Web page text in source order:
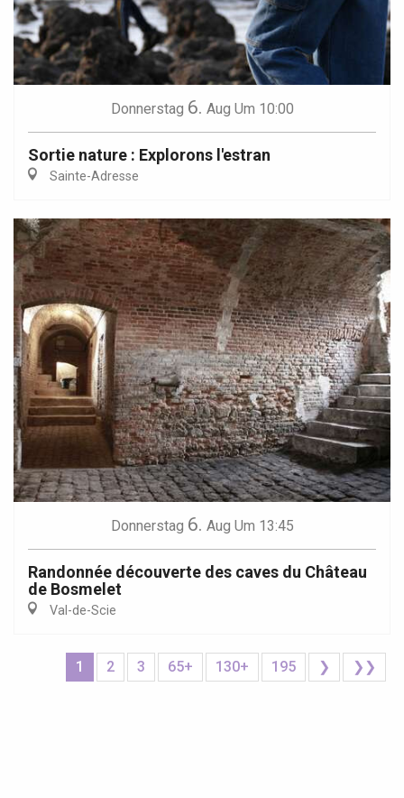
Donnerstag 6. Aug Um 10:00
Sortie nature : Explorons l'estran
Sainte-Adresse
Donnerstag 6. Aug Um 13:45
Randonnée découverte des caves du Château
de Bosmelet
Val-de-Scie
1 2 3 65+ 130+ 195 ❯ ❯❯